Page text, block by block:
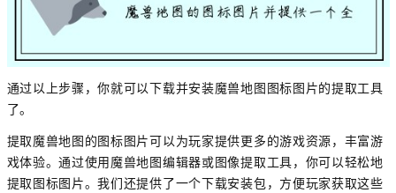
通过以上步骤，你就可以下载并安装魔兽地图图标图片的提取工具
了。
提取魔兽地图的图标图片可以为玩家提供更多的游戏资源，丰富游
戏体验。通过使用魔兽地图编辑器或图像提取工具，你可以轻松地
提取图标图片。我们还提供了一个下载安装包，方便玩家获取这些